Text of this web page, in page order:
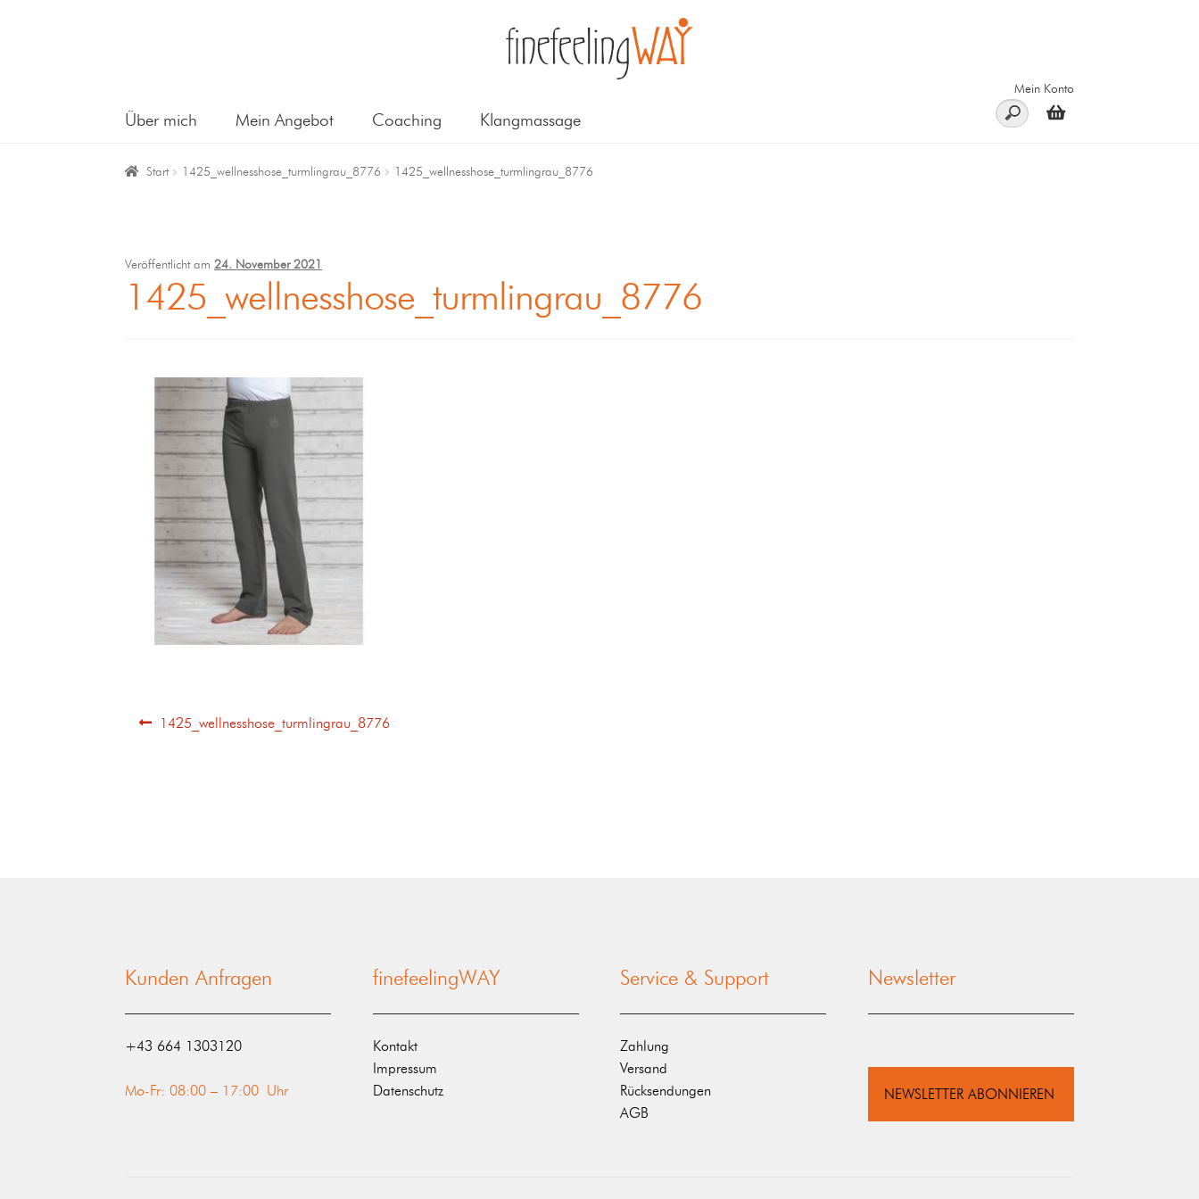
Über mich Mein Angebot Coaching Klangmassage
Mein Konto
Start 1425_wellnesshose_turmlingrau_8776 1425_wellnesshose_turmlingrau_8776
Veröffentlicht am24. November 2021
1425_wellnesshose_turmlingrau_8776
1425_wellnesshose_turmlingrau_8776
Kunden Anfragen
‭+43 664 1303120‬
Mo-Fr: 08:00 – 17:00 Uhr
finefeelingWAY
Kontakt
Impressum
Datenschutz
Service & Support
Zahlung
Versand
Rücksendungen
AGB
Newsletter
NEWSLETTER ABONNIEREN